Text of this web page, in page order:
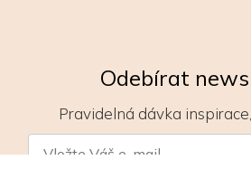
Odebírat
Pravidelná dávka